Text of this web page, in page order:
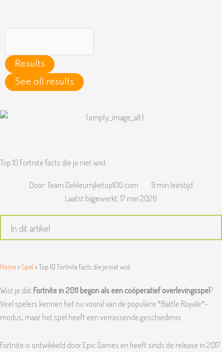
Menu
Results
See all results
Top 10 Fortnite Facts die je niet wist
Door:Team Dekleurrijketop100.com
9 min leestijd
Laatst bijgewerkt:17 mei 2026
In dit artikel
Home» Spel »Top 10 Fortnite Facts die je niet wist
Wist je datFortnite in 2011 begon als een coöperatief overlevingsspel?
Veel spelers kennen het nu vooral van de populaire *Battle Royale*-
modus, maar het spel heeft een verrassende geschiedenis.
Fortnite is ontwikkeld door Epic Games en heeft sinds de release in 2017